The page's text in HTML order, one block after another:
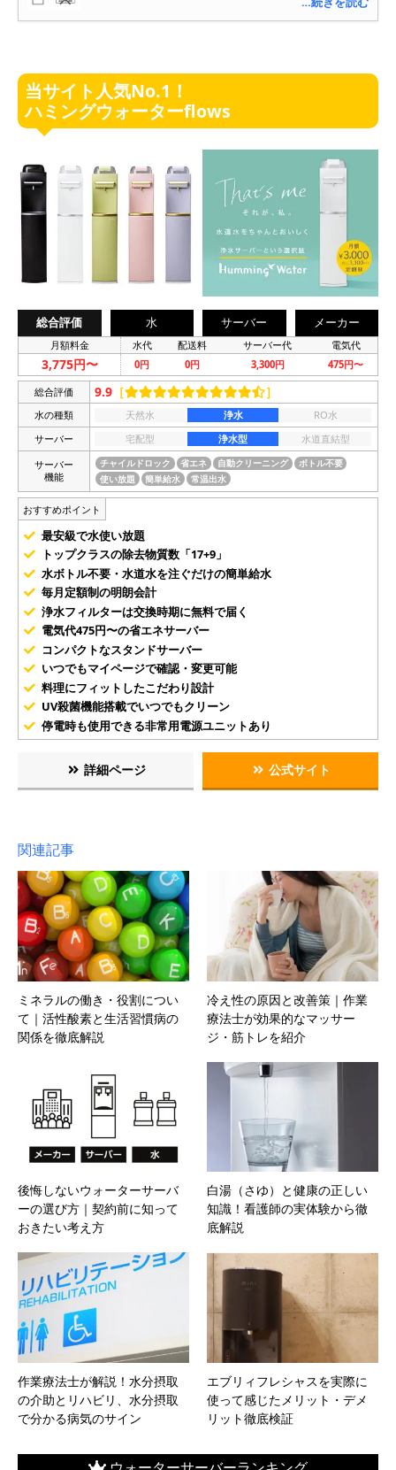
当サイト人気No.1！
ハミングウォーターflows
総合評価 水 サーバー メーカー
月額料金 水代 配送料 サーバー代 電気代
3,775円〜 0円 0円 3,300円 475円〜
総合評価 9.9 ［ ］
水の種類 天然水 浄水
RO水
サーバー
宅配型 浄水型
水道直結型
サーバー
機能
チャイルドロック 省エネ 自動クリーニング
ボトル不要
使い放題
簡単給水 常温出水
おすすめポイント
最安級で水使い放題
トップクラスの除去物質数「17+9」
水ボトル不要・水道水を注ぐだけの簡単給水
毎月定額制の明朗会計
浄水フィルターは交換時期に無料で届く
電気代475円〜の省エネサーバー
コンパクトなスタンドサーバー
いつでもマイページで確認・変更可能
料理にフィットしたこだわり設計
UV殺菌機能搭載でいつでもクリーン
停電時も使用できる非常用電源ユニットあり
詳細ページ 公式サイト
関連記事
ミネラルの働き・役割につい
て｜活性酸素と生活習慣病の
関係を徹底解説
冷え性の原因と改善策｜作業
療法士が効果的なマッサー
ジ・筋トレを紹介
後悔しないウォーターサーバ
ーの選び方｜契約前に知って
おきたい考え方
白湯（さゆ）と健康の正しい
知識！看護師の実体験から徹
底解説
作業療法士が解説！水分摂取
の介助とリハビリ、水分摂取
で分かる病気のサイン
エブリィフレシャスを実際に
使って感じたメリット・デメ
リット徹底検証